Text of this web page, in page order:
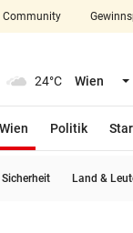
Schließen
Community
24°C Wien
Wien
Politik
Land &